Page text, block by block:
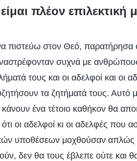
πλέον επιλεκτική
πιστεύω στον Θεό, παρατήρησα
συχνά με
τους και οι αδελφοί και οι
τα ζητήματά τους. Αυτό
ένα τέτοιο καθήκον θα
οι αδελφοί κι οι αδελφές που
υποθέσεων μοχθούσαν απλώς
δεν θα τους έβλεπε ούτε και